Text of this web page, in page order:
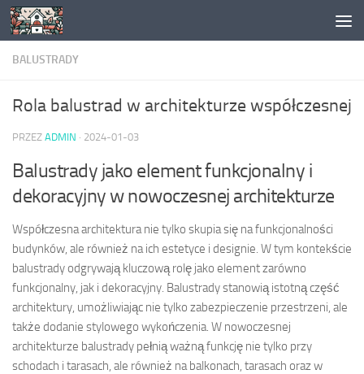
Skip to content
BALUSTRADY
Rola balustrad w architekturze współczesnej
PRZEZ ADMIN · 2024-01-03
Balustrady jako element funkcjonalny i
dekoracyjny w nowoczesnej architekturze
Współczesna architektura nie tylko skupia się na funkcjonalności
budynków, ale również na ich estetyce i designie. W tym kontekście
balustrady odgrywają kluczową rolę jako element zarówno
funkcjonalny, jak i dekoracyjny. Balustrady stanowią istotną część
architektury, umożliwiając nie tylko zabezpieczenie przestrzeni, ale
także dodanie stylowego wykończenia. W nowoczesnej
architekturze balustrady pełnią ważną funkcję nie tylko przy
schodach i tarasach, ale również na balkonach, tarasach oraz w